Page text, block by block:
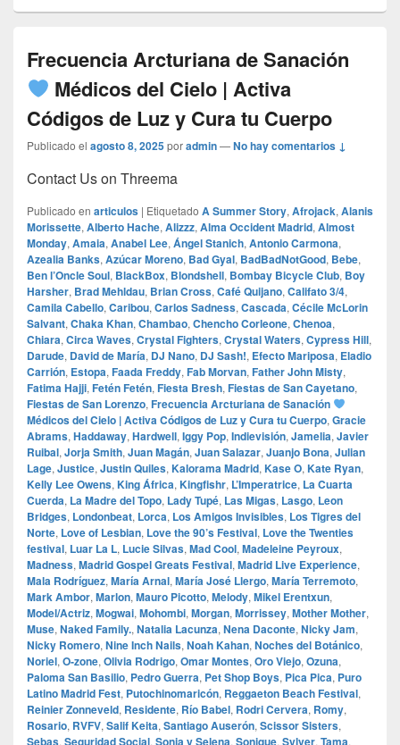
Frecuencia Arcturiana de Sanación
Médicos del Cielo | Activa
Códigos de Luz y Cura tu Cuerpo
Publicado el agosto 8, 2025poradmin—No hay comentarios ↓
Contact Us on Threema
Publicado en articulos | Etiquetado A Summer Story, Afrojack, Alanis
Morissette, Alberto Hache, Alizzz, Alma Occident Madrid, Almost
Monday, Amaia, Anabel Lee, Ángel Stanich, Antonio Carmona,
Azealia Banks, Azúcar Moreno, Bad Gyal, BadBadNotGood, Bebe,
Ben l’Oncle Soul, BlackBox, Blondshell, Bombay Bicycle Club, Boy
Harsher, Brad Mehldau, Brian Cross, Café Quijano, Califato 3/4,
Camila Cabello, Caribou, Carlos Sadness, Cascada, Cécile McLorin
Salvant, Chaka Khan, Chambao, Chencho Corleone, Chenoa,
Chiara, Circa Waves, Crystal Fighters, Crystal Waters, Cypress Hill,
Darude, David de María, DJ Nano, DJ Sash!, Efecto Mariposa, Eladio
Carrión, Estopa, Faada Freddy, Fab Morvan, Father John Misty,
Fatima Hajji, Fetén Fetén, Fiesta Bresh, Fiestas de San Cayetano,
Fiestas de San Lorenzo, Frecuencia Arcturiana de Sanación
Médicos del Cielo | Activa Códigos de Luz y Cura tu Cuerpo, Gracie
Abrams, Haddaway, Hardwell, Iggy Pop, Indievisión, Jamelia, Javier
Ruibal, Jorja Smith, Juan Magán, Juan Salazar, Juanjo Bona, Julian
Lage, Justice, Justin Quiles, Kalorama Madrid, Kase O, Kate Ryan,
Kelly Lee Owens, King África, Kingfishr, L’Imperatrice, La Cuarta
Cuerda, La Madre del Topo, Lady Tupé, Las Migas, Lasgo, Leon
Bridges, Londonbeat, Lorca, Los Amigos Invisibles, Los Tigres del
Norte, Love of Lesbian, Love the 90’s Festival, Love the Twenties
festival, Luar La L, Lucie Silvas, Mad Cool, Madeleine Peyroux,
Madness, Madrid Gospel Greats Festival, Madrid Live Experience,
Mala Rodríguez, María Arnal, María José Llergo, María Terremoto,
Mark Ambor, Marlon, Mauro Picotto, Melody, Mikel Erentxun,
Model/Actriz, Mogwai, Mohombi, Morgan, Morrissey, Mother Mother,
Muse, Naked Family., Natalia Lacunza, Nena Daconte, Nicky Jam,
Nicky Romero, Nine Inch Nails, Noah Kahan, Noches del Botánico,
Noriel, O‑zone, Olivia Rodrigo, Omar Montes, Oro Viejo, Ozuna,
Paloma San Basilio, Pedro Guerra, Pet Shop Boys, Pica Pica, Puro
Latino Madrid Fest, Putochinomaricón, Reggaeton Beach Festival,
Reinier Zonneveld, Residente, Río Babel, Rodri Cervera, Romy,
Rosario, RVFV, Salif Keita, Santiago Auserón, Scissor Sisters,
Sebas, Seguridad Social, Sonia y Selena, Sonique, Sylver, Tama,